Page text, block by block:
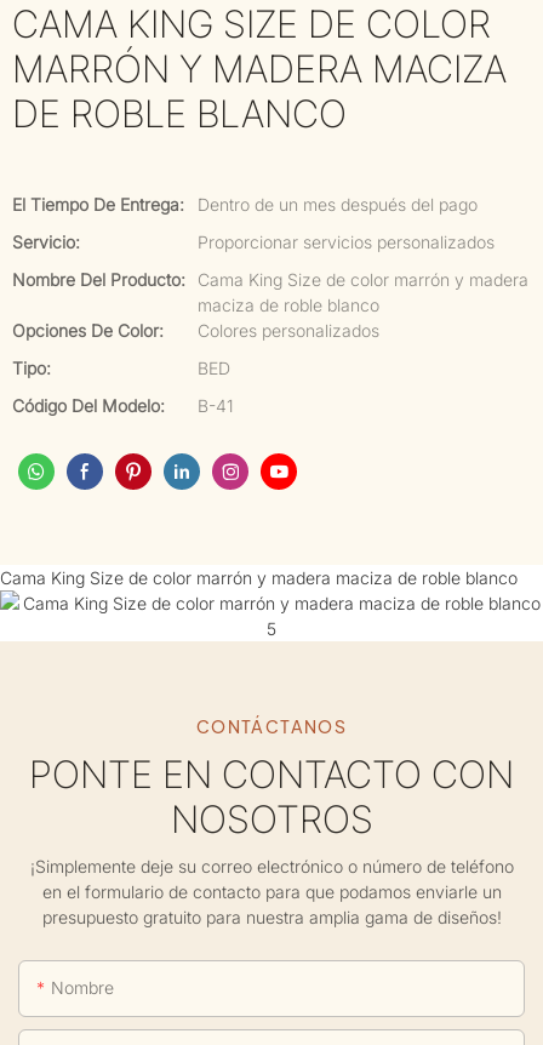
CAMA KING SIZE DE COLOR
MARRÓN Y MADERA MACIZA
DE ROBLE BLANCO
El Tiempo De Entrega:
Dentro de un mes después del pago
Servicio:
Proporcionar servicios personalizados
Nombre Del Producto:
Cama King Size de color marrón y madera
maciza de roble blanco
Opciones De Color:
Colores personalizados
Tipo:
BED
Código Del Modelo:
B-41
Cama King Size de color marrón y madera maciza de roble blanco
CONTÁCTANOS
PONTE EN CONTACTO CON
NOSOTROS
¡Simplemente deje su correo electrónico o número de teléfono
en el formulario de contacto para que podamos enviarle un
presupuesto gratuito para nuestra amplia gama de diseños!
Nombre